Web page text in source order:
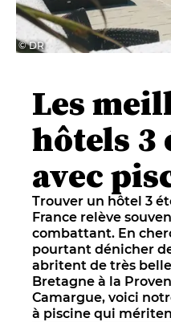
© DR
Les
hôtels 3
avec
Trouver un hôtel 3
France relève
combattant. En
pourtant dénicher
abritent de très
Bretagne à la
Camargue, voici
à piscine qui